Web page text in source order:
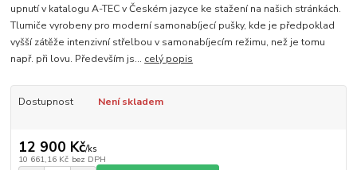
upnutí v katalogu A-TEC v Českém jazyce ke stažení na našich stránkách.
Tlumiče vyrobeny pro moderní samonabíjecí pušky, kde je předpoklad
vyšší zátěže intenzivní střelbou v samonabíjecím režimu, než je tomu
např. při lovu. Především js... celý popis
Dostupnost Není skladem
12 900 Kč/ks
10 661,16 Kč bez DPH